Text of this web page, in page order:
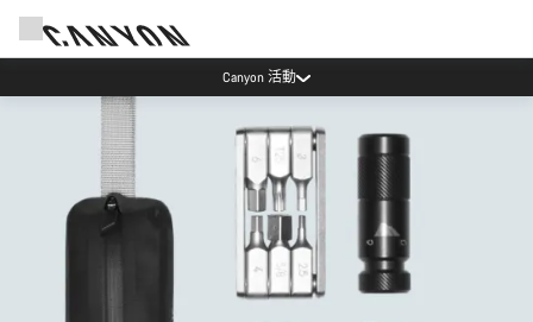
訂閱 Canyon 電子報享優惠